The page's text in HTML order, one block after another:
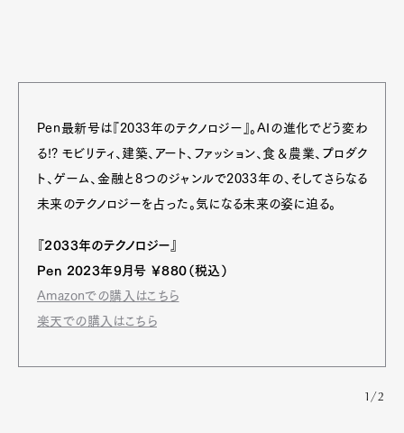
Pen最新号は『2033年のテクノロジー』。AIの進化でどう変わ
る!? モビリティ、建築、アート、ファッション、食＆農業、プロダク
ト、ゲーム、金融と8つのジャンルで2033年の、そしてさらなる
未来のテクノロジーを占った。気になる未来の姿に迫る。
『2033年のテクノロジー』
Pen 2023年9月号 ￥880（税込）
Amazonでの購入はこちら
楽天での購入はこちら
1/2